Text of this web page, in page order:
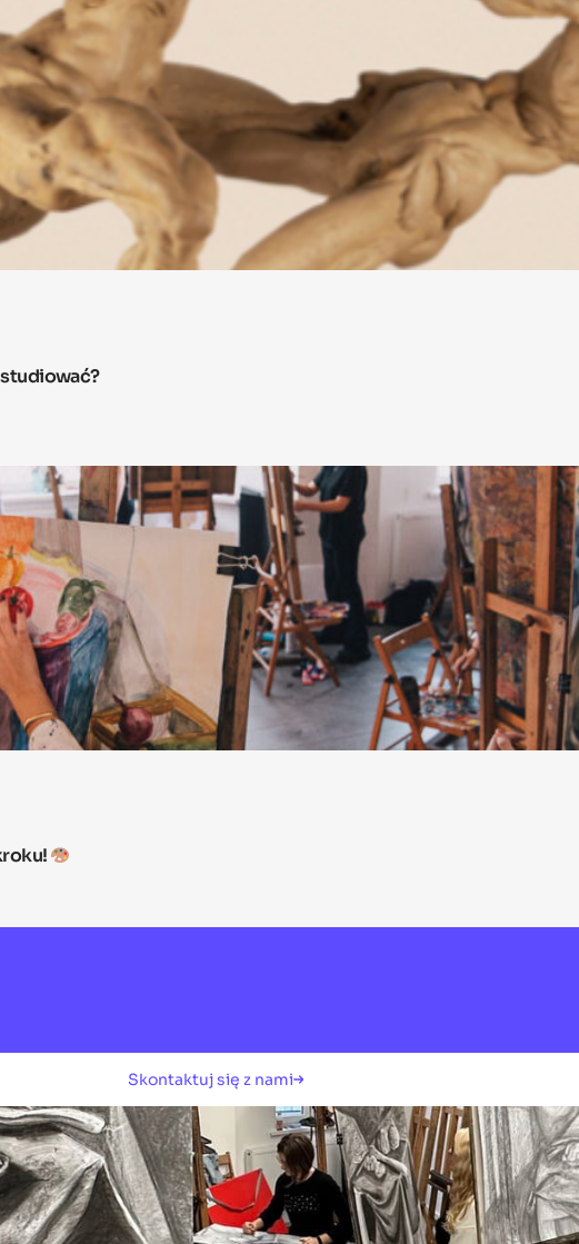
studiować?
Skontaktuj się z nami